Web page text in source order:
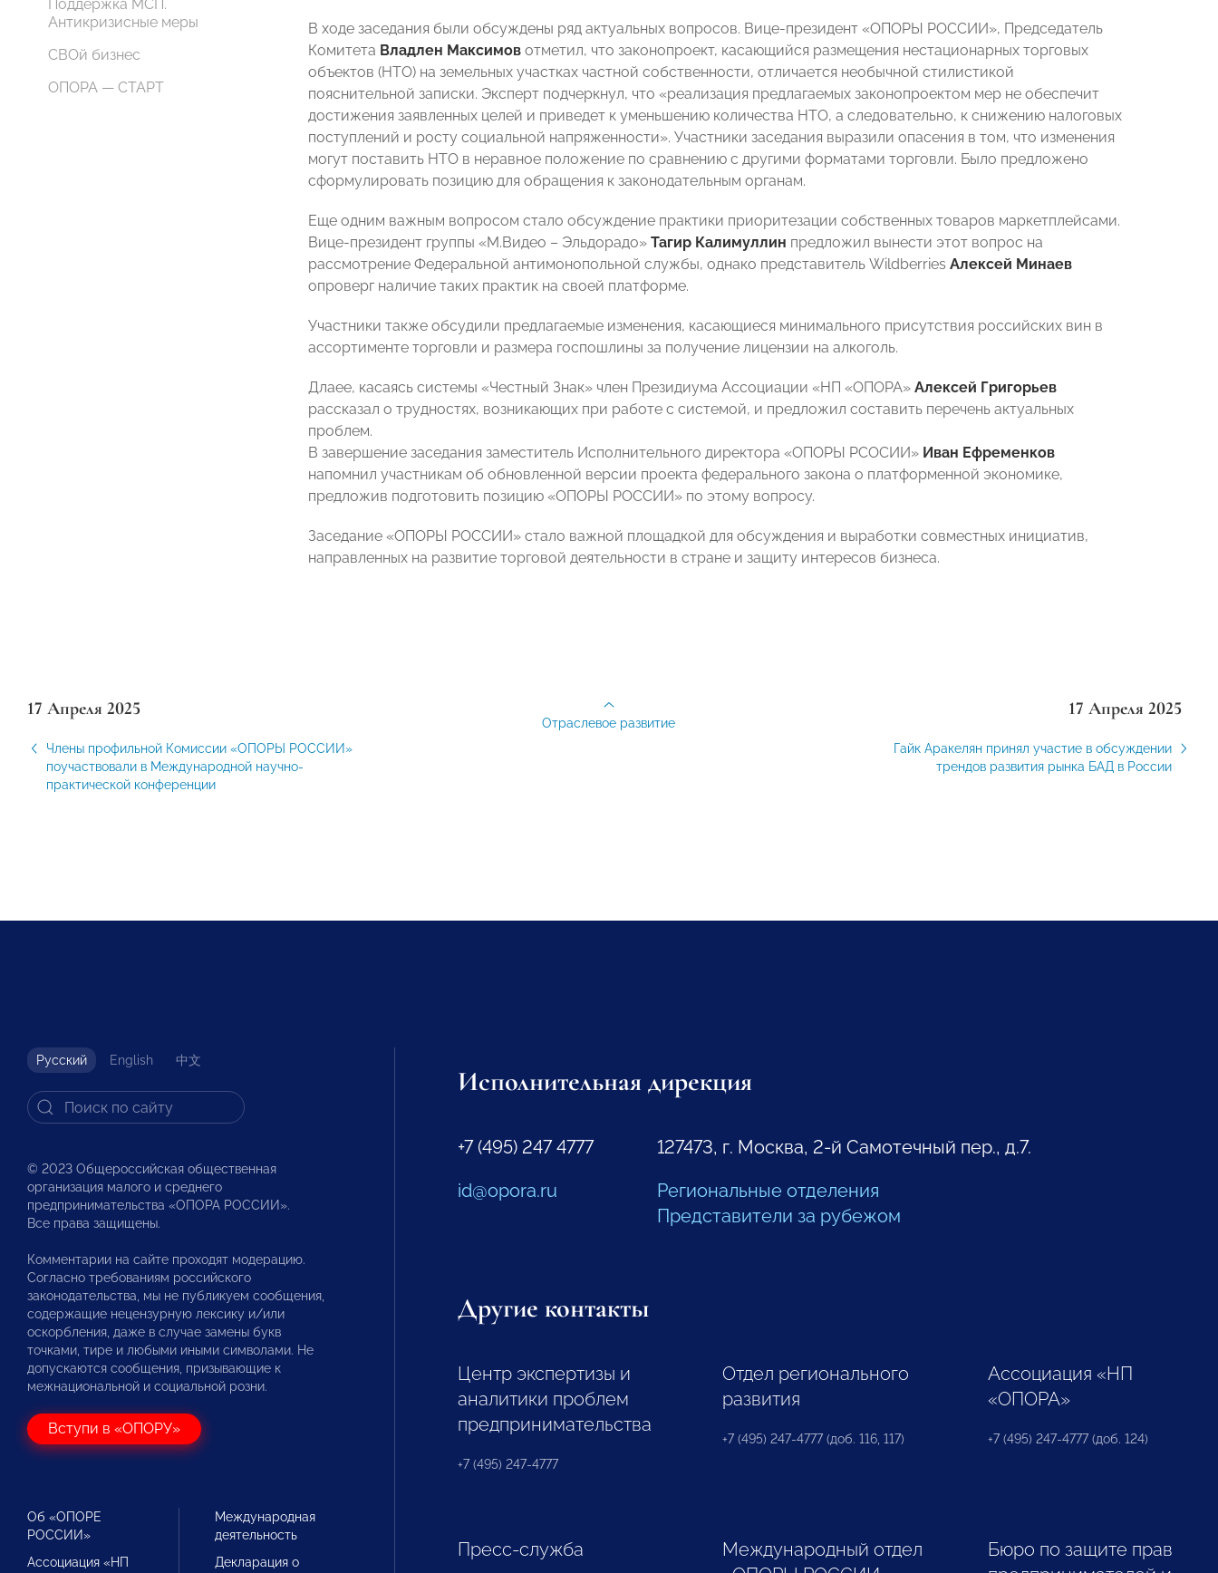
Поддержка МСП.
Антикризисные меры
СВОй бизнес
ОПОРА — СТАРТ
В ходе заседания были обсуждены ряд актуальных вопросов. Вице-президент «ОПОРЫ РОССИИ», Председатель
Комитета Владлен Максимов отметил, что законопроект, касающийся размещения нестационарных торговых
объектов (НТО) на земельных участках частной собственности, отличается необычной стилистикой
пояснительной записки. Эксперт подчеркнул, что «реализация предлагаемых законопроектом мер не обеспечит
достижения заявленных целей и приведет к уменьшению количества НТО, а следовательно, к снижению налоговых
поступлений и росту социальной напряженности». Участники заседания выразили опасения в том, что изменения
могут поставить НТО в неравное положение по сравнению с другими форматами торговли. Было предложено
сформулировать позицию для обращения к законодательным органам.
Еще одним важным вопросом стало обсуждение практики приоритезации собственных товаров маркетплейсами.
Вице-президент группы «М.Видео – Эльдорадо» Тагир Калимуллин предложил вынести этот вопрос на
рассмотрение Федеральной антимонопольной службы, однако представитель Wildberries Алексей Минаев
опроверг наличие таких практик на своей платформе.
Участники также обсудили предлагаемые изменения, касающиеся минимального присутствия российских вин в
ассортименте торговли и размера госпошлины за получение лицензии на алкоголь.
Длаее, касаясь системы «Честный Знак» член Президиума Ассоциации «НП «ОПОРА» Алексей Григорьев
рассказал о трудностях, возникающих при работе с системой, и предложил составить перечень актуальных
проблем.
В завершение заседания заместитель Исполнительного директора «ОПОРЫ РСОСИИ» Иван Ефременков
напомнил участникам об обновленной версии проекта федерального закона о платформенной экономике,
предложив подготовить позицию «ОПОРЫ РОССИИ» по этому вопросу.
Заседание «ОПОРЫ РОССИИ» стало важной площадкой для обсуждения и выработки совместных инициатив,
направленных на развитие торговой деятельности в стране и защиту интересов бизнеса.
17 Апреля 2025
Члены профильной Комиссии «ОПОРЫ РОССИИ»
поучаствовали в Международной научно-
практической конференции
17 Апреля 2025
Гайк Аракелян принял участие в обсуждении
трендов развития рынка БАД в России
Отраслевое развитие
Русский English 中文
© 2023 Общероссийская общественная
организация малого и среднего
предпринимательства «ОПОРА РОССИИ».
Все права защищены.
Комментарии на сайте проходят модерацию.
Согласно требованиям российского
законодательства, мы не публикуем сообщения,
содержащие нецензурную лексику и/или
оскорбления, даже в случае замены букв
точками, тире и любыми иными символами. Не
допускаются сообщения, призывающие к
межнациональной и социальной розни.
Вступи в «ОПОРУ»
Об «ОПОРЕ
РОССИИ»
Ассоциация «НП
Международная
деятельность
Декларация о
Исполнительная дирекция
+7 (495) 247 4777
id@opora.ru
127473, г. Москва, 2-й Самотечный пер., д.7.
Региональные отделения
Представители за рубежом
Другие контакты
Центр экспертизы и
аналитики проблем
предпринимательства
+7 (495) 247-4777
Отдел регионального
развития
+7 (495) 247-4777 (доб. 116, 117)
Ассоциация «НП
«ОПОРА»
+7 (495) 247-4777 (доб. 124)
Пресс-служба
Международный отдел
Бюро по защите прав